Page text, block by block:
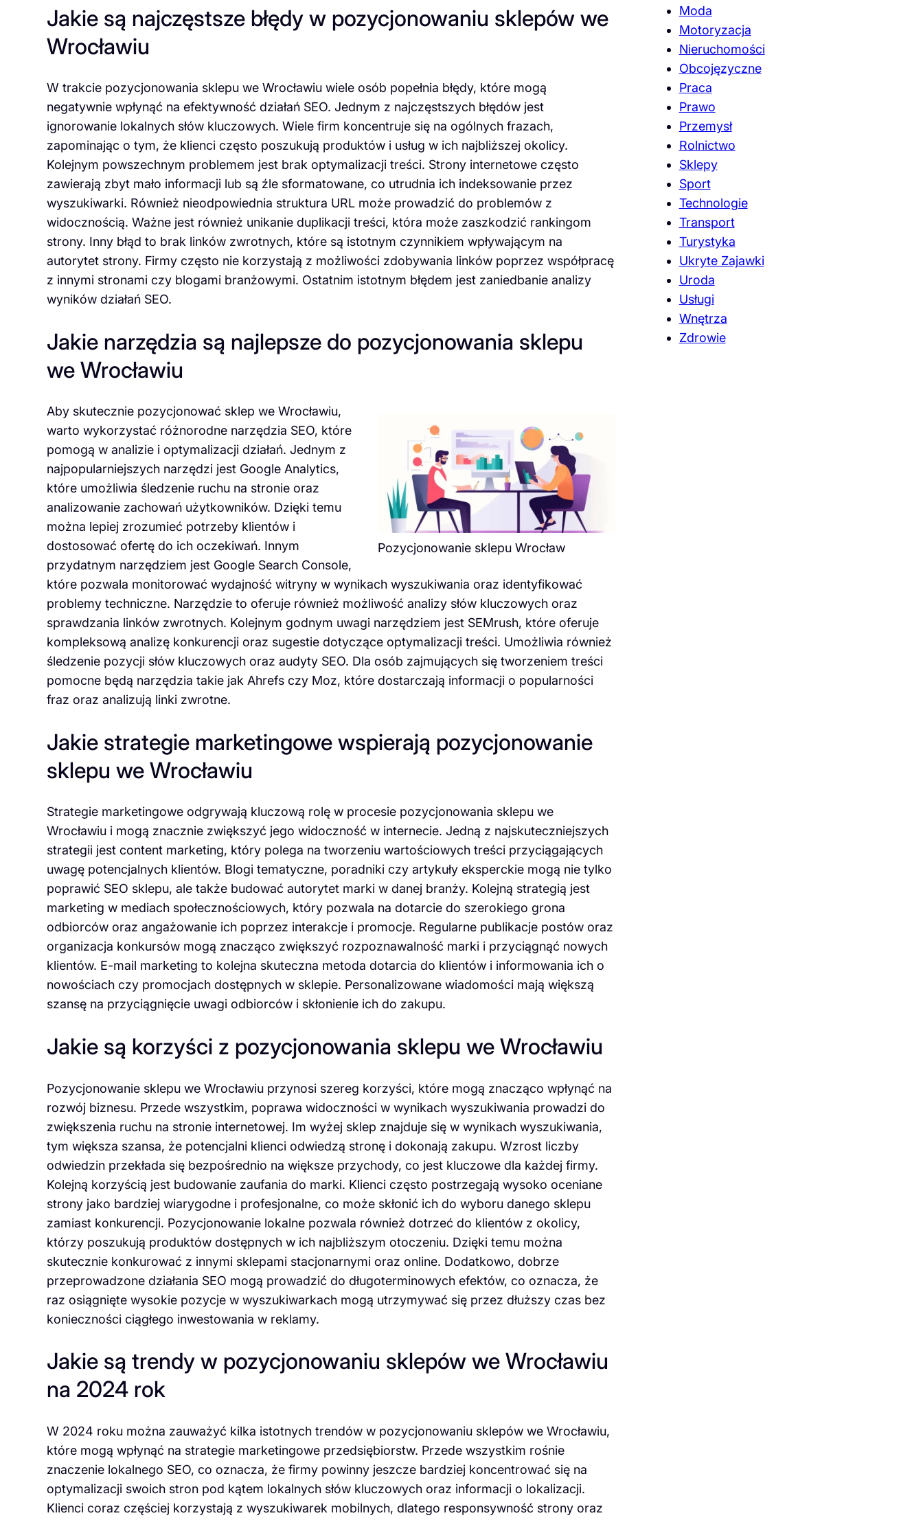
Jakie są najczęstsze błędy w pozycjonowaniu sklepów we
Wrocławiu
W trakcie pozycjonowania sklepu we Wrocławiu wiele osób popełnia błędy, które mogą
negatywnie wpłynąć na efektywność działań SEO. Jednym z najczęstszych błędów jest
ignorowanie lokalnych słów kluczowych. Wiele firm koncentruje się na ogólnych frazach,
zapominając o tym, że klienci często poszukują produktów i usług w ich najbliższej okolicy.
Kolejnym powszechnym problemem jest brak optymalizacji treści. Strony internetowe często
zawierają zbyt mało informacji lub są źle sformatowane, co utrudnia ich indeksowanie przez
wyszukiwarki. Również nieodpowiednia struktura URL może prowadzić do problemów z
widocznością. Ważne jest również unikanie duplikacji treści, która może zaszkodzić rankingom
strony. Inny błąd to brak linków zwrotnych, które są istotnym czynnikiem wpływającym na
autorytet strony. Firmy często nie korzystają z możliwości zdobywania linków poprzez współpracę
z innymi stronami czy blogami branżowymi. Ostatnim istotnym błędem jest zaniedbanie analizy
wyników działań SEO.
Jakie narzędzia są najlepsze do pozycjonowania sklepu
we Wrocławiu
Pozycjonowanie sklepu Wrocław
Aby skutecznie pozycjonować sklep we Wrocławiu,
warto wykorzystać różnorodne narzędzia SEO, które
pomogą w analizie i optymalizacji działań. Jednym z
najpopularniejszych narzędzi jest Google Analytics,
które umożliwia śledzenie ruchu na stronie oraz
analizowanie zachowań użytkowników. Dzięki temu
można lepiej zrozumieć potrzeby klientów i
dostosować ofertę do ich oczekiwań. Innym
przydatnym narzędziem jest Google Search Console,
które pozwala monitorować wydajność witryny w wynikach wyszukiwania oraz identyfikować
problemy techniczne. Narzędzie to oferuje również możliwość analizy słów kluczowych oraz
sprawdzania linków zwrotnych. Kolejnym godnym uwagi narzędziem jest SEMrush, które oferuje
kompleksową analizę konkurencji oraz sugestie dotyczące optymalizacji treści. Umożliwia również
śledzenie pozycji słów kluczowych oraz audyty SEO. Dla osób zajmujących się tworzeniem treści
pomocne będą narzędzia takie jak Ahrefs czy Moz, które dostarczają informacji o popularności
fraz oraz analizują linki zwrotne.
Jakie strategie marketingowe wspierają pozycjonowanie
sklepu we Wrocławiu
Strategie marketingowe odgrywają kluczową rolę w procesie pozycjonowania sklepu we
Wrocławiu i mogą znacznie zwiększyć jego widoczność w internecie. Jedną z najskuteczniejszych
strategii jest content marketing, który polega na tworzeniu wartościowych treści przyciągających
uwagę potencjalnych klientów. Blogi tematyczne, poradniki czy artykuły eksperckie mogą nie tylko
poprawić SEO sklepu, ale także budować autorytet marki w danej branży. Kolejną strategią jest
marketing w mediach społecznościowych, który pozwala na dotarcie do szerokiego grona
odbiorców oraz angażowanie ich poprzez interakcje i promocje. Regularne publikacje postów oraz
organizacja konkursów mogą znacząco zwiększyć rozpoznawalność marki i przyciągnąć nowych
klientów. E-mail marketing to kolejna skuteczna metoda dotarcia do klientów i informowania ich o
nowościach czy promocjach dostępnych w sklepie. Personalizowane wiadomości mają większą
szansę na przyciągnięcie uwagi odbiorców i skłonienie ich do zakupu.
Jakie są korzyści z pozycjonowania sklepu we Wrocławiu
Pozycjonowanie sklepu we Wrocławiu przynosi szereg korzyści, które mogą znacząco wpłynąć na
rozwój biznesu. Przede wszystkim, poprawa widoczności w wynikach wyszukiwania prowadzi do
zwiększenia ruchu na stronie internetowej. Im wyżej sklep znajduje się w wynikach wyszukiwania,
tym większa szansa, że potencjalni klienci odwiedzą stronę i dokonają zakupu. Wzrost liczby
odwiedzin przekłada się bezpośrednio na większe przychody, co jest kluczowe dla każdej firmy.
Kolejną korzyścią jest budowanie zaufania do marki. Klienci często postrzegają wysoko oceniane
strony jako bardziej wiarygodne i profesjonalne, co może skłonić ich do wyboru danego sklepu
zamiast konkurencji. Pozycjonowanie lokalne pozwala również dotrzeć do klientów z okolicy,
którzy poszukują produktów dostępnych w ich najbliższym otoczeniu. Dzięki temu można
skutecznie konkurować z innymi sklepami stacjonarnymi oraz online. Dodatkowo, dobrze
przeprowadzone działania SEO mogą prowadzić do długoterminowych efektów, co oznacza, że
raz osiągnięte wysokie pozycje w wyszukiwarkach mogą utrzymywać się przez dłuższy czas bez
konieczności ciągłego inwestowania w reklamy.
Jakie są trendy w pozycjonowaniu sklepów we Wrocławiu
na 2024 rok
W 2024 roku można zauważyć kilka istotnych trendów w pozycjonowaniu sklepów we Wrocławiu,
które mogą wpłynąć na strategie marketingowe przedsiębiorstw. Przede wszystkim rośnie
znaczenie lokalnego SEO, co oznacza, że firmy powinny jeszcze bardziej koncentrować się na
optymalizacji swoich stron pod kątem lokalnych słów kluczowych oraz informacji o lokalizacji.
Klienci coraz częściej korzystają z wyszukiwarek mobilnych, dlatego responsywność strony oraz
Moda
Motoryzacja
Nieruchomości
Obcojęzyczne
Praca
Prawo
Przemysł
Rolnictwo
Sklepy
Sport
Technologie
Transport
Turystyka
Ukryte Zajawki
Uroda
Usługi
Wnętrza
Zdrowie